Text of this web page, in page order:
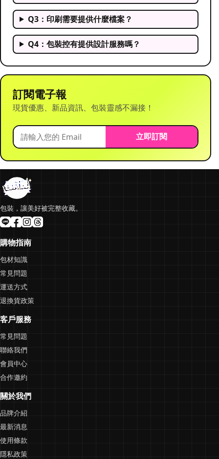
Q3：印刷需要提供什麼檔案？
Q4：包裝控有提供設計服務嗎？
訂閱電子報
現貨優惠、新品資訊、包裝靈感不漏接！
立即訂閱
包裝，讓美好被完整收藏。
購物指南
包材知識
常見問題
運送方式
退換貨政策
客戶服務
常見問題
聯絡我們
會員中心
合作邀約
關於我們
品牌介紹
最新消息
使用條款
隱私政策